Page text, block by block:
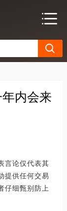
内会来
言论仅代表其
提供任何交易
仔细甄别防上